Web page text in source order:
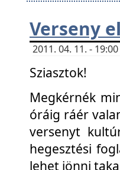
Verseny
2011. 04. 11. -
Sziasztok!
Megkérnék
óráig ráér
versenyt
hegesztési
lehet jönni